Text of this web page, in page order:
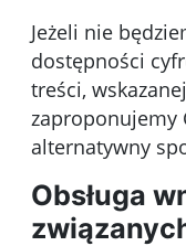
Jeżeli nie
dostępności
treści,
zaproponujemy
alternatywny
Obsługa